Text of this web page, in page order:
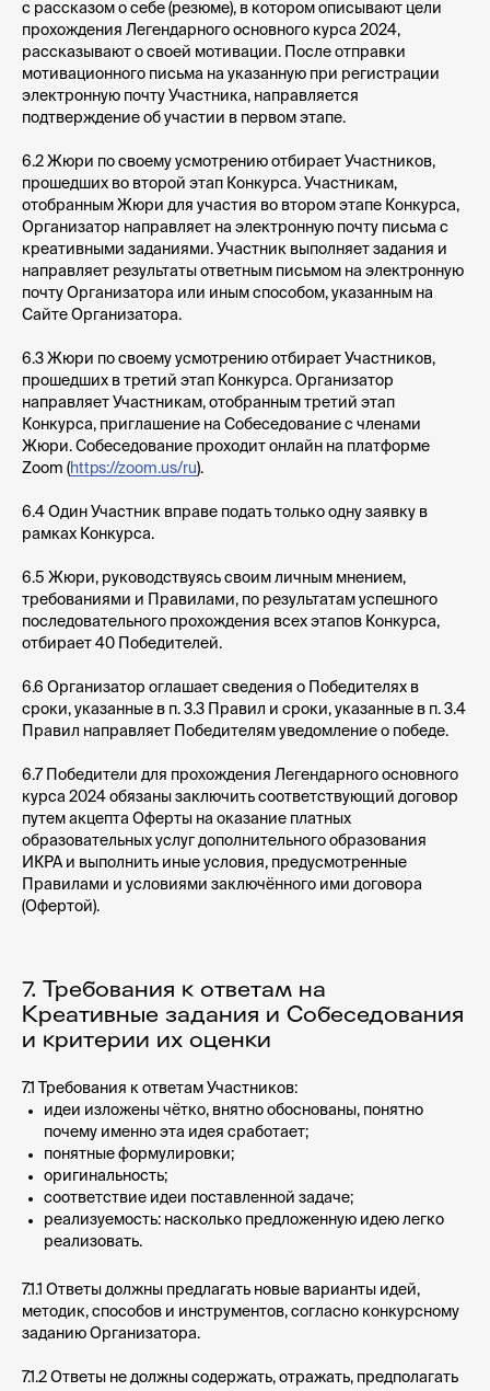
с рассказом о себе (резюме), в котором описывают цели
прохождения Легендарного основного курса 2024,
рассказывают о своей мотивации. После отправки
мотивационного письма на указанную при регистрации
электронную почту Участника, направляется
подтверждение об участии в первом этапе.
6.2 Жюри по своему усмотрению отбирает Участников,
прошедших во второй этап Конкурса. Участникам,
отобранным Жюри для участия во втором этапе Конкурса,
Организатор направляет на электронную почту письма с
креативными заданиями. Участник выполняет задания и
направляет результаты ответным письмом на электронную
почту Организатора или иным способом, указанным на
Сайте Организатора.
6.3 Жюри по своему усмотрению отбирает Участников,
прошедших в третий этап Конкурса. Организатор
направляет Участникам, отобранным третий этап
Конкурса, приглашение на Собеседование с членами
Жюри. Собеседование проходит онлайн на платформе
Zoom (https://zoom.us/ru).
6.4 Один Участник вправе подать только одну заявку в
рамках Конкурса.
6.5 Жюри, руководствуясь своим личным мнением,
требованиями и Правилами, по результатам успешного
последовательного прохождения всех этапов Конкурса,
отбирает 40 Победителей.
6.6 Организатор оглашает сведения о Победителях в
сроки, указанные в п. 3.3 Правил и сроки, указанные в п. 3.4
Правил направляет Победителям уведомление о победе.
6.7 Победители для прохождения Легендарного основного
курса 2024 обязаны заключить соответствующий договор
путем акцепта Оферты на оказание платных
образовательных услуг дополнительного образования
ИКРА и выполнить иные условия, предусмотренные
Правилами и условиями заключённого ими договора
(Офертой).
7. Требования к ответам на
Креативные задания и Собеседования
и критерии их оценки
7.1 Требования к ответам Участников:
идеи изложены чётко, внятно обоснованы, понятно
почему именно эта идея сработает;
понятные формулировки;
оригинальность;
соответствие идеи поставленной задаче;
реализуемость: насколько предложенную идею легко
реализовать.
7.1.1 Ответы должны предлагать новые варианты идей,
методик, способов и инструментов, согласно конкурсному
заданию Организатора.
7.1.2 Ответы не должны содержать, отражать, предполагать